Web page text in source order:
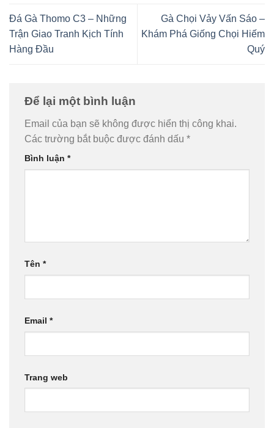
Đá Gà Thomo C3 – Những
Trận Giao Tranh Kịch Tính
Hàng Đầu
Gà Chọi Vảy Vấn Sáo –
Khám Phá Giống Chọi Hiếm
Quý
Để lại một bình luận
Email của bạn sẽ không được hiển thị công khai.
Các trường bắt buộc được đánh dấu *
Bình luận *
Tên *
Email *
Trang web